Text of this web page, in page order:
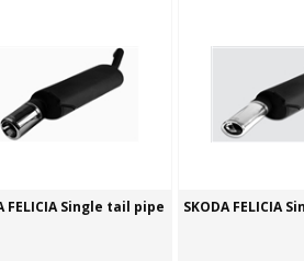
FELICIA Single tail pipe SKODA FELICIA